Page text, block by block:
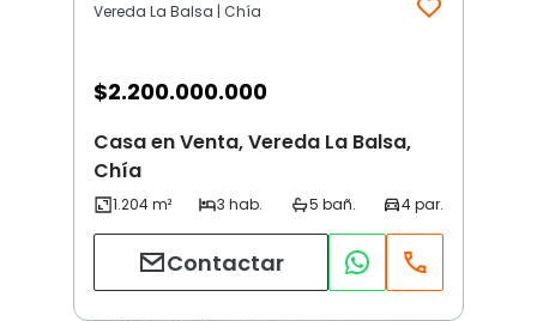
Vereda La Balsa | Chía
$2.200.000.000
Casa en Venta, Vereda La Balsa,
Chía
Contactar